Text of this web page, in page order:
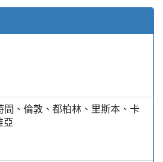
間、倫敦、都柏林、里斯本、卡
亞